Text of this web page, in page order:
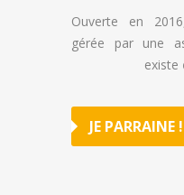
Ouverte en
gérée par une
existe
JE PARRAINE !